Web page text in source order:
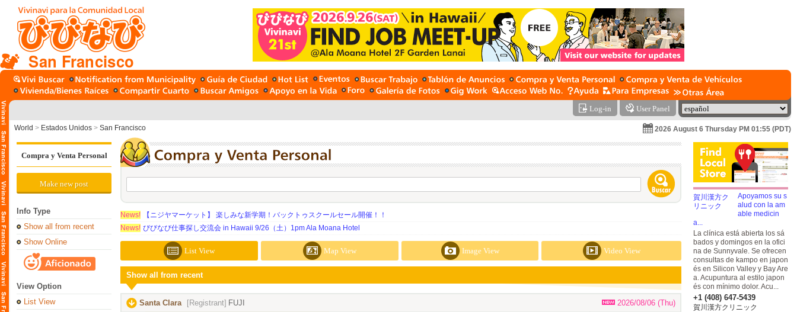
San Francisco
Log-in User Panel
World > Estados Unidos > San Francisco 2026 August 6 Thursday PM 01:55 (PDT)
Compra y Venta Personal
Make new post
Info Type
Show all from recent
Show Online
View Option
List View
News!
【ニジヤマーケット】 楽しみな新学期！バックトゥスクールセール開催！！
News! びびなび仕事探し交流会 in Hawaii 9/26（土）1pm Ala Moana Hotel
List View Map View Image View Video View
Show all from recent
Santa Clara [Registrant] FUJI 2026/08/06 (Thu)
Apoyamos su s
alud con la am
able medicin
a...
La clínica está abierta los sá
bados y domingos en la ofici
na de Sunnyvale. Se ofrecen
consultas de kampo en japon
és en Silicon Valley y Bay Are
a. Acupuntura al estilo japon
és con mínimo dolor. Acu...
+1 (408) 647-5439
賀川漢方クリニック